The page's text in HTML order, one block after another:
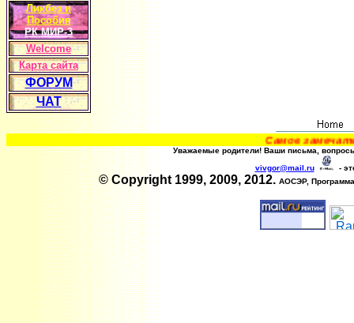
Ликбез и
Пособия
РК МИР-3
Welcome
Карта сайта
ФОРУМ
ЧАТ
Самое
Уважаемые родители! Ваши письма,
vivgor@mail.ru
-
© Copyright 1999, 2009, 2012. АОСЭР,